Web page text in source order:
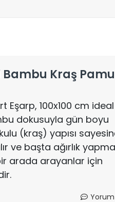
Kraş
Eşarp, 100x100 cm ideal
dokusuyla gün boyu
(kraş) yapısı
ve başta ağırlık
bir arada arayanlar için